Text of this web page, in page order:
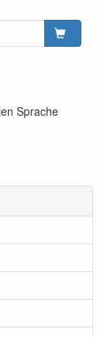
Sprache